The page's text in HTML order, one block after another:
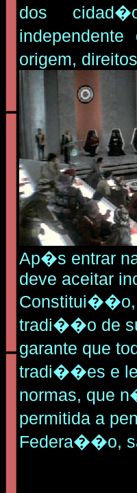
dos
origem,
Ap�s entrar
deve aceitar
Constitui��o,
tradi��o de
garante que
tradi��es e
normas, que
permitida a
Federa��o,